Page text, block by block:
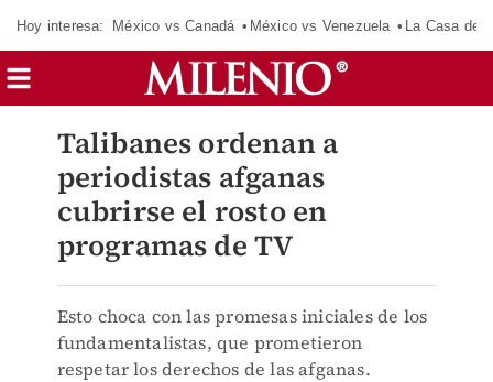
Hoy interesa: México vs Canadá México vs Venezuela La Casa de
Talibanes ordenan a
periodistas afganas
cubrirse el rosto en
programas de TV
Esto choca con las promesas iniciales de los
fundamentalistas, que prometieron
respetar los derechos de las afganas.